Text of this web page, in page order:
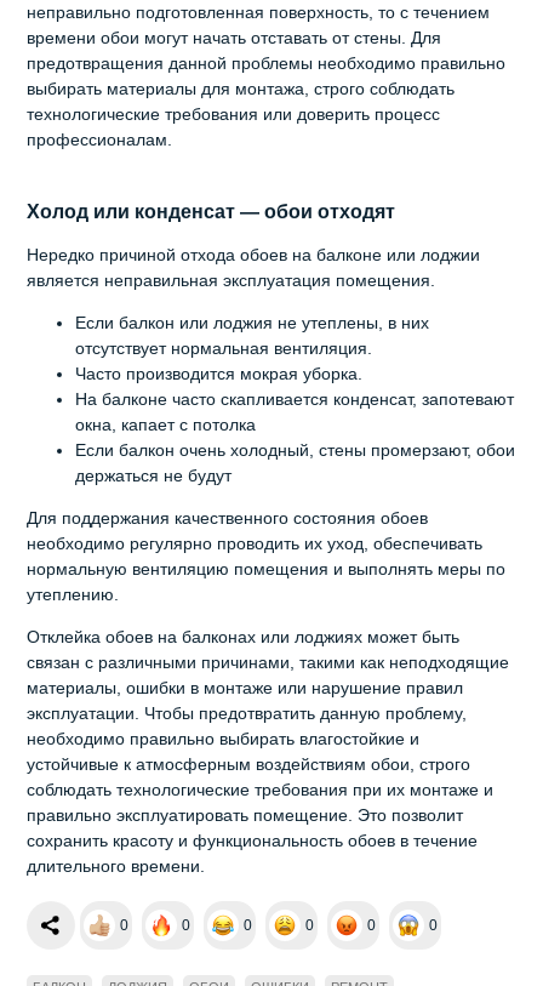
неправильно подготовленная поверхность, то с течением
времени обои могут начать отставать от стены. Для
предотвращения данной проблемы необходимо правильно
выбирать материалы для монтажа, строго соблюдать
технологические требования или доверить процесс
профессионалам.
Холод или конденсат — обои отходят
Нередко причиной отхода обоев на балконе или лоджии
является неправильная эксплуатация помещения.
Если балкон или лоджия не утеплены, в них
отсутствует нормальная вентиляция.
Часто производится мокрая уборка.
На балконе часто скапливается конденсат, запотевают
окна, капает с потолка
Если балкон очень холодный, стены промерзают, обои
держаться не будут
Для поддержания качественного состояния обоев
необходимо регулярно проводить их уход, обеспечивать
нормальную вентиляцию помещения и выполнять меры по
утеплению.
Отклейка обоев на балконах или лоджиях может быть
связан с различными причинами, такими как неподходящие
материалы, ошибки в монтаже или нарушение правил
эксплуатации. Чтобы предотвратить данную проблему,
необходимо правильно выбирать влагостойкие и
устойчивые к атмосферным воздействиям обои, строго
соблюдать технологические требования при их монтаже и
правильно эксплуатировать помещение. Это позволит
сохранить красоту и функциональность обоев в течение
длительного времени.
0 0 0 0 0 0